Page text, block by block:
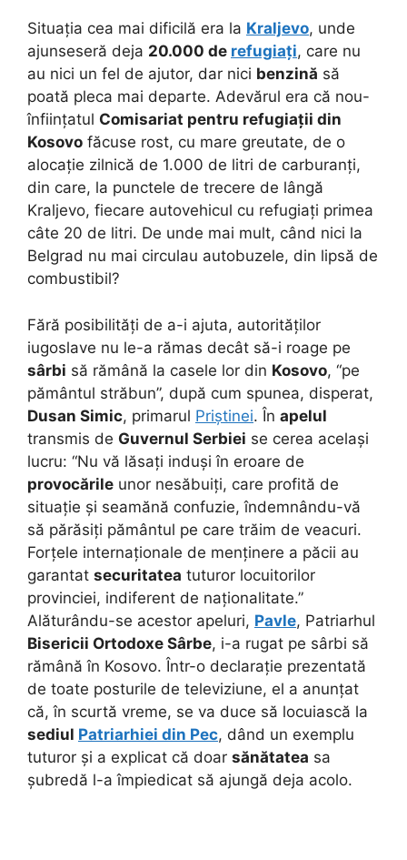
Situația cea mai dificilă era la Kraljevo, unde
ajunseseră deja 20.000 de refugiați, care nu
au nici un fel de ajutor, dar nici benzină să
poată pleca mai departe. Adevărul era că nou-
înființatul Comisariat pentru refugiații din
Kosovo făcuse rost, cu mare greutate, de o
alocație zilnică de 1.000 de litri de carburanți,
din care, la punctele de trecere de lângă
Kraljevo, fiecare autovehicul cu refugiați primea
câte 20 de litri. De unde mai mult, când nici la
Belgrad nu mai circulau autobuzele, din lipsă de
combustibil?
Fără posibilități de a-i ajuta, autorităților
iugoslave nu le-a rămas decât să-i roage pe
sârbi să rămână la casele lor din Kosovo, “pe
pământul străbun”, după cum spunea, disperat,
Dusan Simic, primarul Priștinei. În apelul
transmis de Guvernul Serbiei se cerea același
lucru: “Nu vă lăsați induși în eroare de
provocările unor nesăbuiți, care profită de
situație și seamănă confuzie, îndemnându-vă
să părăsiți pământul pe care trăim de veacuri.
Forțele internaționale de menținere a păcii au
garantat securitatea tuturor locuitorilor
provinciei, indiferent de naționalitate.”
Alăturându-se acestor apeluri, Pavle, Patriarhul
Bisericii Ortodoxe Sârbe, i-a rugat pe sârbi să
rămână în Kosovo. Într-o declarație prezentată
de toate posturile de televiziune, el a anunțat
că, în scurtă vreme, se va duce să locuiască la
sediul Patriarhiei din Pec, dând un exemplu
tuturor și a explicat că doar sănătatea sa
șubredă l-a împiedicat să ajungă deja acolo.